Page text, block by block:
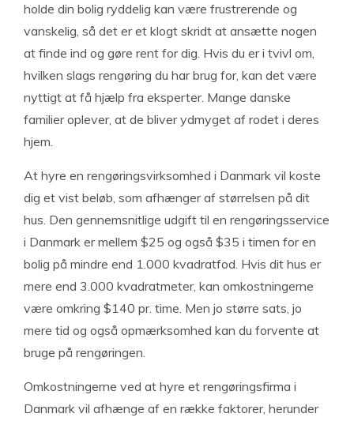
holde din bolig ryddelig kan være frustrerende og
vanskelig, så det er et klogt skridt at ansætte nogen
at finde ind og gøre rent for dig. Hvis du er i tvivl om,
hvilken slags rengøring du har brug for, kan det være
nyttigt at få hjælp fra eksperter. Mange danske
familier oplever, at de bliver ydmyget af rodet i deres
hjem.
At hyre en rengøringsvirksomhed i Danmark vil koste
dig et vist beløb, som afhænger af størrelsen på dit
hus. Den gennemsnitlige udgift til en rengøringsservice
i Danmark er mellem $25 og også $35 i timen for en
bolig på mindre end 1.000 kvadratfod. Hvis dit hus er
mere end 3.000 kvadratmeter, kan omkostningerne
være omkring $140 pr. time. Men jo større sats, jo
mere tid og også opmærksomhed kan du forvente at
bruge på rengøringen.
Omkostningerne ved at hyre et rengøringsfirma i
Danmark vil afhænge af en række faktorer, herunder